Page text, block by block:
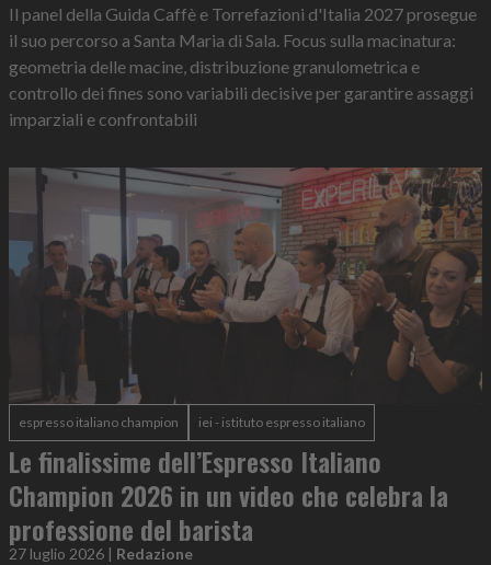
Il panel della Guida Caffè e Torrefazioni d'Italia 2027 prosegue
il suo percorso a Santa Maria di Sala. Focus sulla macinatura:
geometria delle macine, distribuzione granulometrica e
controllo dei fines sono variabili decisive per garantire assaggi
imparziali e confrontabili
espresso italiano champion iei - istituto espresso italiano
Le finalissime dell’Espresso Italiano
Champion 2026 in un video che celebra la
professione del barista
27 luglio 2026 | Redazione